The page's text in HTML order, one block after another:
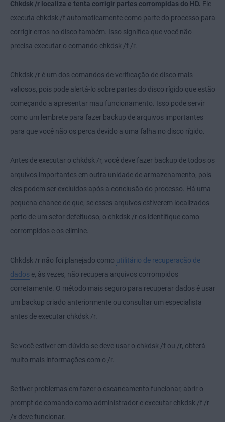
Chkdsk /r localiza e tenta corrigir partes corrompidas do HD. Ele
executa chkdsk /f automaticamente como parte do processo para
corrigir erros no disco também. Isso significa que você não
precisa executar o comando chkdsk /f /r.
Chkdsk /r é um dos comandos de verificação de disco mais
valiosos, pois pode alertá-lo sobre partes do disco rígido que estão
começando a apresentar mau funcionamento. Isso pode servir
como um lembrete para fazer backup de arquivos importantes
para que você não os perca devido a uma falha no disco rígido.
Antes de executar o chkdsk /r, você deve fazer backup de todos os
arquivos importantes em outra unidade de armazenamento, pois
eles podem ser excluídos após a conclusão do processo. Há uma
pequena chance de que, se esses arquivos estiverem localizados
perto de um setor defeituoso, o chkdsk /r os identifique como
corrompidos e os elimine.
Chkdsk /r não foi planejado como utilitário de recuperação de
dados e, às vezes, não recupera arquivos corrompidos
corretamente. O método mais seguro para recuperar dados é usar
um backup criado anteriormente ou consultar um especialista
antes de executar chkdsk /r.
Se você estiver em dúvida se deve usar o chkdsk /f ou /r, obterá
muito mais informações com o /r.
Se tiver problemas em fazer o escaneamento funcionar, abrir o
prompt de comando como administrador e executar chkdsk /f /r
/x deve funcionar.